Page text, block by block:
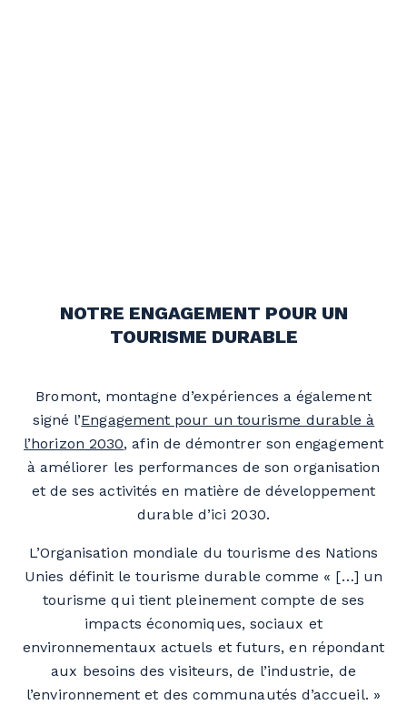
NOTRE ENGAGEMENT POUR UN
TOURISME DURABLE
Bromont, montagne d’expériences a également
signé l’Engagement pour un tourisme durable à
l’horizon 2030, afin de démontrer son engagement
à améliorer les performances de son organisation
et de ses activités en matière de développement
durable d’ici 2030.
L’Organisation mondiale du tourisme des Nations
Unies définit le tourisme durable comme « […] un
tourisme qui tient pleinement compte de ses
impacts économiques, sociaux et
environnementaux actuels et futurs, en répondant
aux besoins des visiteurs, de l’industrie, de
l’environnement et des communautés d’accueil. »